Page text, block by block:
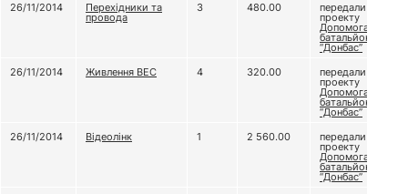
26/11/2014
Перехідники та
провода
3 480.00 передали
проекту
Допомога
батальйону
“Донбас”
26/11/2014
Живлення ВЕС 4 320.00 передали
проекту
Допомога
батальйону
“Донбас”
26/11/2014
Відеолінк 1 2 560.00 передали
проекту
Допомога
батальйону
“Донбас”